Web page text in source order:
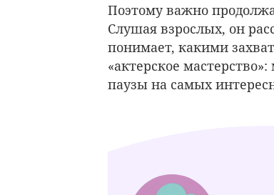
Поэтому важно
Слушая взрослых, он
понимает, какими
«актерское
паузы на самых